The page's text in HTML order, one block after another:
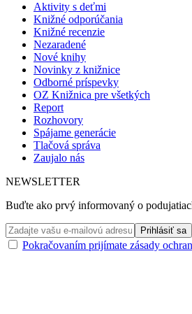
Aktivity s deťmi
Knižné odporúčania
Knižné recenzie
Nezaradené
Nové knihy
Novinky z knižnice
Odborné príspevky
OZ Knižnica pre všetkých
Report
Rozhovory
Spájame generácie
Tlačová správa
Zaujalo nás
NEWSLETTER
Buďte ako prvý informovaný o
Pokračovaním prijímate zásady